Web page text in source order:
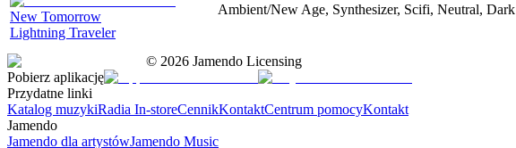
New Tomorrow
Lightning Traveler
Ambient/New Age, Synthesizer, Scifi, Neutral, Dark
© 2026 Jamendo Licensing
Pobierz aplikację
Przydatne linki
Katalog muzykiRadia In-storeCennikKontaktCentrum pomocyKontakt
Jamendo
Jamendo dla artystówJamendo Music